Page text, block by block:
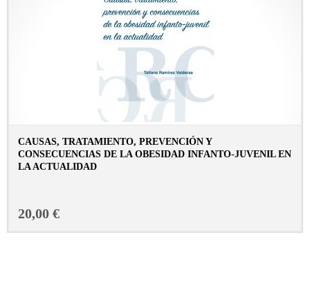
CAUSAS, TRATAMIENTO, PREVENCIÓN Y
CONSECUENCIAS DE LA OBESIDAD INFANTO-JUVENIL EN
LA ACTUALIDAD
20,00 €